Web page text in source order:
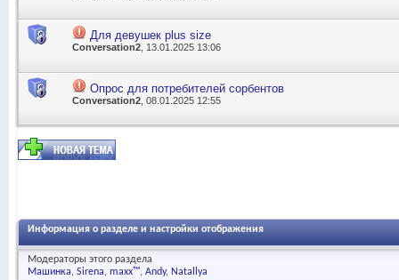
Для девушек plus size
Conversation2 , 13.01.2025 13:06
Опрос для потребителей сорбентов
Conversation2 , 08.01.2025 12:55
Информация о разделе и настройки отображения
Модераторы этого раздела
Машинка Sirena maxx™ Andy Natallya